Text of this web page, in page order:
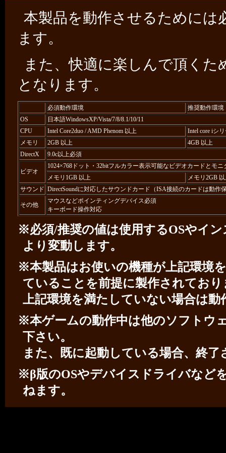
本製品を動作させるためには
ます。
また、快適に楽しんで頂くた
となります。
必須動作環境
推奨動作環境
OS
日本語WindowsXP/Vista/7/8/8.1/10/11
CPU
Intel Core2duo / AMD Phenom 以上
Intel core iシ
メモリ
2GB 以上
4GB 以上
DirectX
9.0c以上必須
ビデオ
1024×768ドット・32bitフルカラー表示可能なビデオカードとモ
メモリ1GB 以上
メモリ2GB
サウンド DirectSoundに対応したサウンドカード（ISA接続のカードは動作
その他
マウスなどポインティングデバイス必須
キーボード操作対応
※必須/推奨の値は使用するOSやイ
より変動します。
※本製品はお使いの機種が上記環境
ていることを前提に製作されており
上記環境を満たしていない場合は動
※本ゲームの動作中は他のソフトウ
下さい。
また、既に起動している場合、終了
※β版のOSやデバイスドライバなど
ねます。